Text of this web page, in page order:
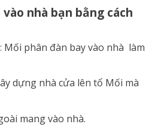
nhà bạn bằng cách
Mối phân đàn bay vào nhà làm
dựng nhà cửa lên tổ Mối mà
mang vào nhà.